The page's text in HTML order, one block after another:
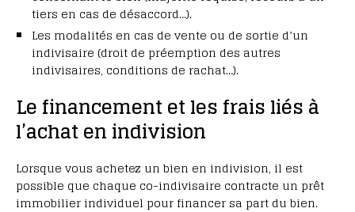
tiers en cas de désaccord…).
Les modalités en cas de vente ou de sortie d’un
indivisaire (droit de préemption des autres
indivisaires, conditions de rachat…).
Le financement et les frais liés à
l’achat en indivision
Lorsque vous achetez un bien en indivision, il est
possible que chaque co-indivisaire contracte un prêt
immobilier individuel pour financer sa part du bien.